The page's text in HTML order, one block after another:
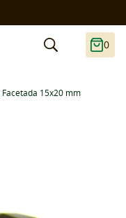
0
15x20 mm